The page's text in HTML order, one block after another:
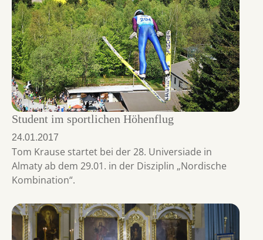
Student im sportlichen Höhenflug
24.01.2017
Tom Krause startet bei der 28. Universiade in
Almaty ab dem 29.01. in der Disziplin „Nordische
Kombination“.